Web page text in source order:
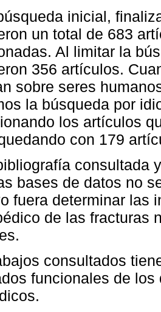
inicial,
un total de 683
Al limitar la
356 artículos.
sobre seres
la búsqueda por
los artículos
con 179
consultada
bases de datos no
fuera determinar las
de las fracturas
consultados
funcionales de